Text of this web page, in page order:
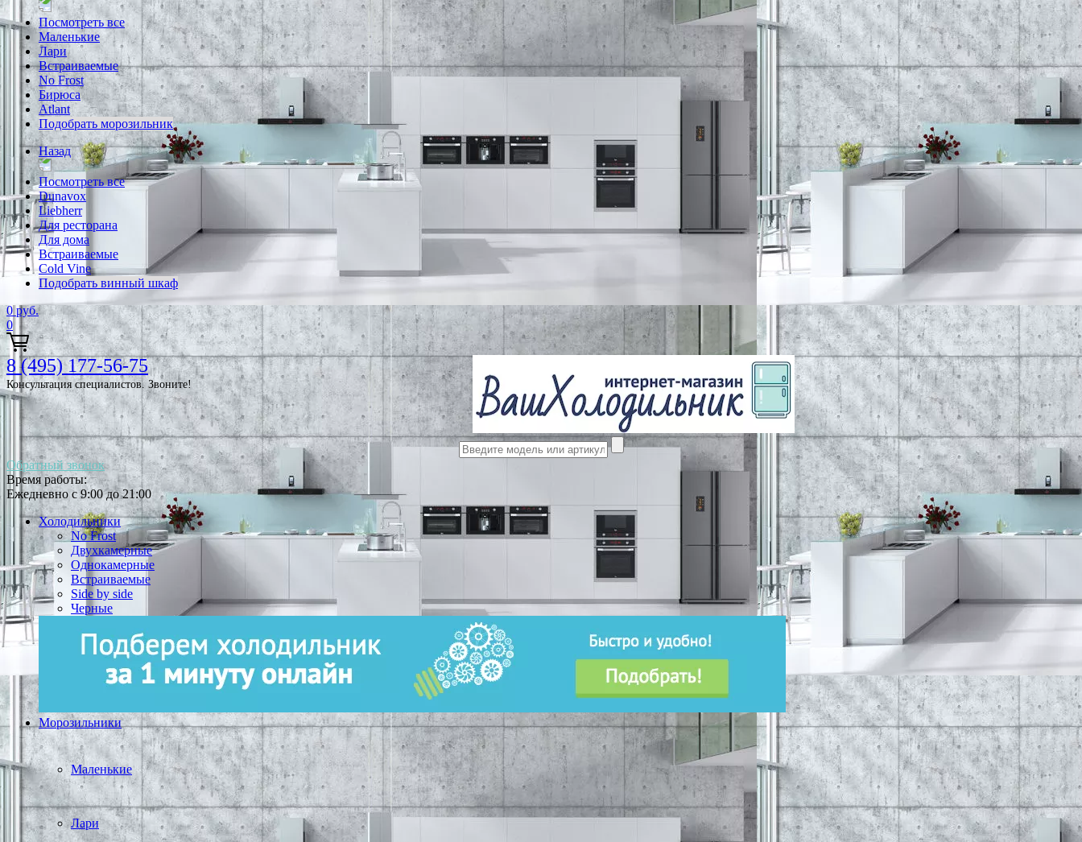
Посмотреть все
Маленькие
Лари
Встраиваемые
No Frost
Бирюса
Atlant
Подобрать морозильник
Назад
Посмотреть все
Dunavox
Liebherr
Для ресторана
Для дома
Встраиваемые
Cold Vine
Подобрать винный шкаф
0 руб.
0
8 (495) 177-56-75
Консультация специалистов. Звоните!
Обратный звонок
Время работы:
Ежедневно с 9:00 до 21:00
Холодильники
No Frost
Двухкамерные
Однокамерные
Встраиваемые
Side by side
Черные
Морозильники
Маленькие
Лари